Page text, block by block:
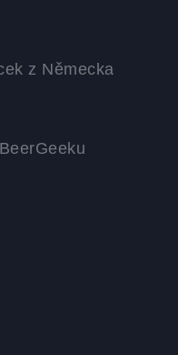
z Německa